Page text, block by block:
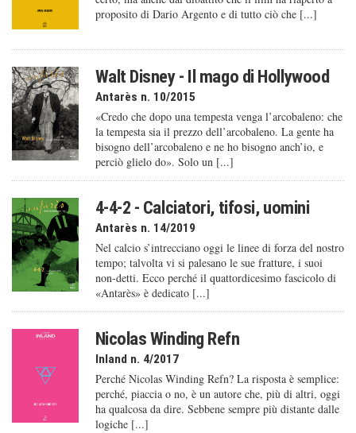
proposito di Dario Argento e di tutto ciò che [...]
Walt Disney - Il mago di Hollywood
Antarès n. 10/2015
«Credo che dopo una tempesta venga l’arcobaleno: che
la tempesta sia il prezzo dell’arcobaleno. La gente ha
bisogno dell’arcobaleno e ne ho bisogno anch’io, e
perciò glielo do». Solo un [...]
4-4-2 - Calciatori, tifosi, uomini
Antarès n. 14/2019
Nel calcio s’intrecciano oggi le linee di forza del nostro
tempo; talvolta vi si palesano le sue fratture, i suoi
non-detti. Ecco perché il quattordicesimo fascicolo di
«Antarès» è dedicato [...]
Nicolas Winding Refn
Inland n. 4/2017
Perché Nicolas Winding Refn? La risposta è semplice:
perché, piaccia o no, è un autore che, più di altri, oggi
ha qualcosa da dire. Sebbene sempre più distante dalle
logiche [...]